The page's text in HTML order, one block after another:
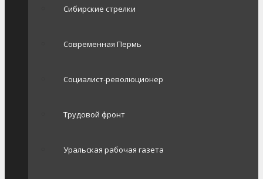
Сибирские стрелки
Современная Пермь
Социалист-революционер
Трудовой фронт
Уральская рабочая газета